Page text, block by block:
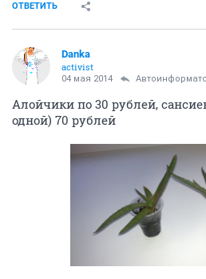
ОТВЕТИТЬ
Danka
activist
04 мая 2014
Алойчики по 30 рублей,
одной) 70 рублей